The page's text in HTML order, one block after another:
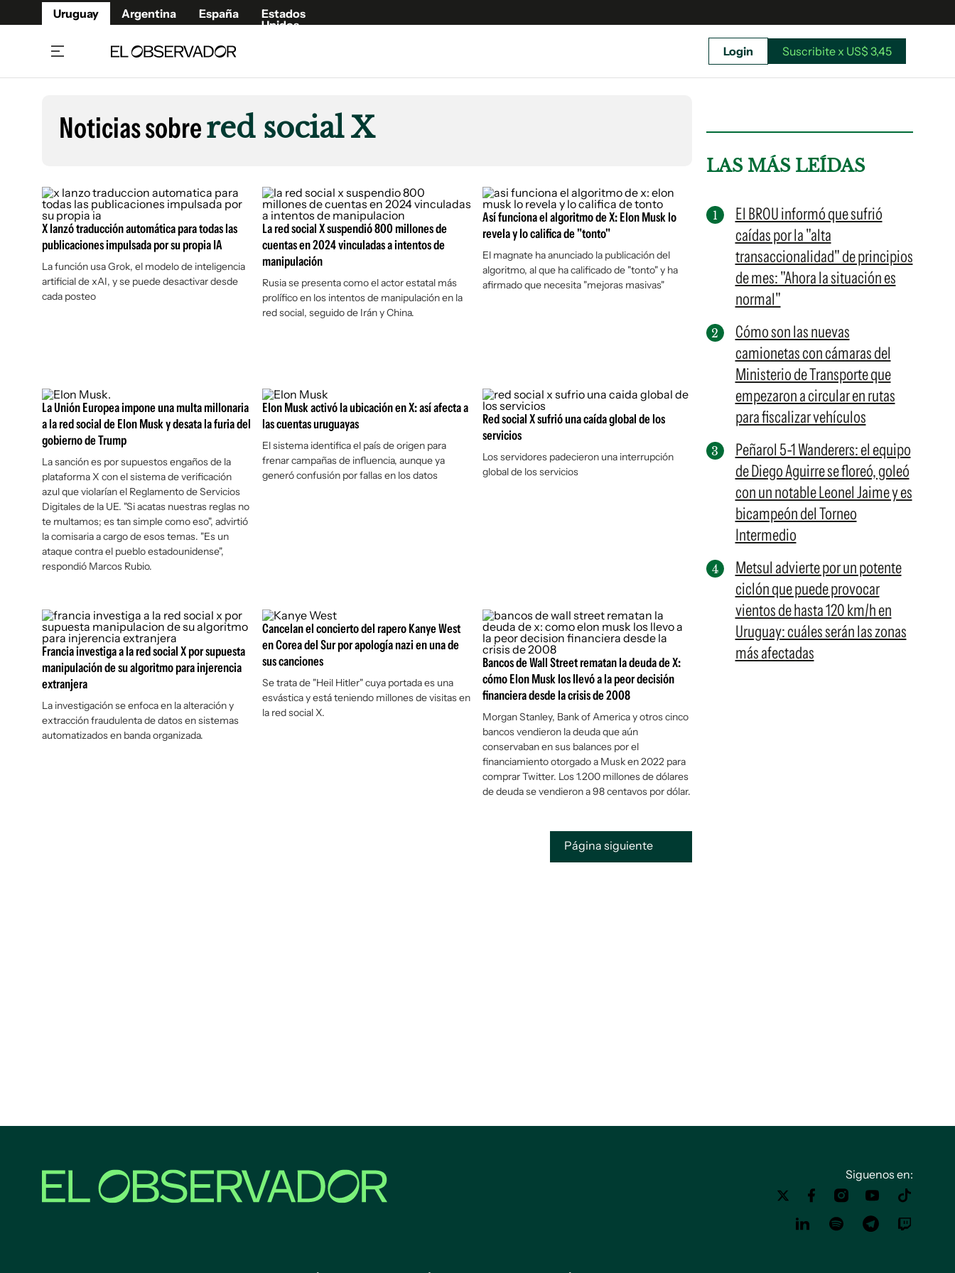
Uruguay Argentina España
Estados
Unidos
Beneficios Member
Café y Negocios
Economía y Empresas
Agro
Brand Studio
Mundo
Cultura y Espectáculos
Fúnebres
Publicaciones
Newsletters
Argentina
España
Estados Unidos
Suscribite x US$ 3,45
Login Suscribite x US$ 3,45
Noticias sobrered social X
X lanzó traducción automática para todas las
publicaciones impulsada por su propia IA
La función usa Grok, el modelo de inteligencia
artificial de xAI, y se puede desactivar desde
cada posteo
La red social X suspendió 800 millones de
cuentas en 2024 vinculadas a intentos de
manipulación
Rusia se presenta como el actor estatal más
prolífico en los intentos de manipulación en la
red social, seguido de Irán y China.
Así funciona el algoritmo de X: Elon Musk lo
revela y lo califica de "tonto"
El magnate ha anunciado la publicación del
algoritmo, al que ha calificado de "tonto" y ha
afirmado que necesita "mejoras masivas"
La Unión Europea impone una multa millonaria
a la red social de Elon Musk y desata la furia del
gobierno de Trump
La sanción es por supuestos engaños de la
plataforma X con el sistema de verificación
azul que violarían el Reglamento de Servicios
Digitales de la UE. "Si acatas nuestras reglas no
te multamos; es tan simple como eso", advirtió
la comisaria a cargo de esos temas. "Es un
ataque contra el pueblo estadounidense",
respondió Marcos Rubio.
Elon Musk activó la ubicación en X: así afecta a
las cuentas uruguayas
El sistema identifica el país de origen para
frenar campañas de influencia, aunque ya
generó confusión por fallas en los datos
Red social X sufrió una caída global de los
servicios
Los servidores padecieron una interrupción
global de los servicios
Francia investiga a la red social X por supuesta
manipulación de su algoritmo para injerencia
extranjera
La investigación se enfoca en la alteración y
extracción fraudulenta de datos en sistemas
automatizados en banda organizada.
Cancelan el concierto del rapero Kanye West
en Corea del Sur por apología nazi en una de
sus canciones
Se trata de "Heil Hitler" cuya portada es una
esvástica y está teniendo millones de visitas en
la red social X.
Bancos de Wall Street rematan la deuda de X:
cómo Elon Musk los llevó a la peor decisión
financiera desde la crisis de 2008
Morgan Stanley, Bank of America y otros cinco
bancos vendieron la deuda que aún
conservaban en sus balances por el
financiamiento otorgado a Musk en 2022 para
comprar Twitter. Los 1.200 millones de dólares
de deuda se vendieron a 98 centavos por dólar.
Página siguiente
LAS MÁS LEÍDAS
El BROU informó que sufrió
caídas por la "alta
transaccionalidad" de principios
de mes: "Ahora la situación es
normal"
Cómo son las nuevas
camionetas con cámaras del
Ministerio de Transporte que
empezaron a circular en rutas
para fiscalizar vehículos
Peñarol 5-1 Wanderers: el equipo
de Diego Aguirre se floreó, goleó
con un notable Leonel Jaime y es
bicampeón del Torneo
Intermedio
Metsul advierte por un potente
ciclón que puede provocar
vientos de hasta 120 km/h en
Uruguay: cuáles serán las zonas
más afectadas
Siguenos en: